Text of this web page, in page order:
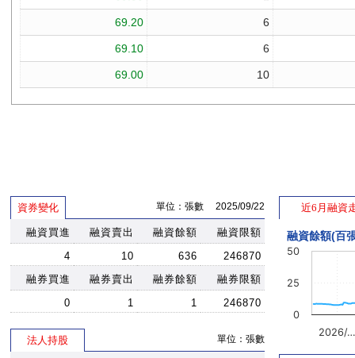
資券變化 單位：張數 2025/09/22
融資買進 融資賣出 融資餘額
融資限額
4
10 636
246870
融券買進
融券賣出 融券餘額
融券限額
0
1 1 246870
法人持股 單位：張數
近6月融資
融資餘額(百
2026/
0
25
50